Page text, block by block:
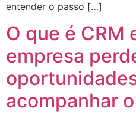
entender o passo […]
O que é CRM
empresa
acompanhar